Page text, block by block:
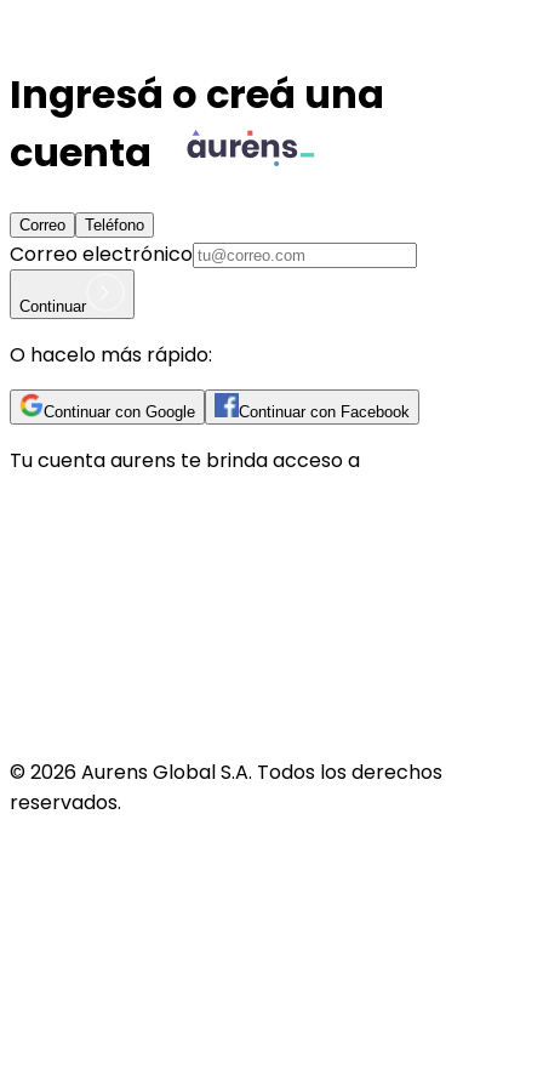
Ingresá o creá una
cuenta
Correo Teléfono
Correo electrónico
Continuar
O hacelo más rápido:
Continuar con Google Continuar con Facebook
Tu cuentaaurens te brinda acceso a
©2026Aurens Global S.A. Todos los derechos
reservados.